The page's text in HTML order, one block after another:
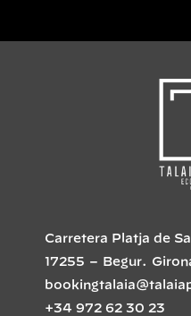
Carretera Platja de
17255 – Begur.
+34 972 62 30 23